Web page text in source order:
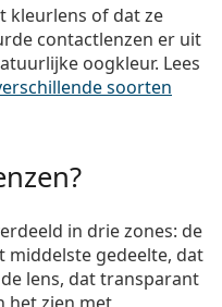
kleurlens of dat ze
contactlenzen er uit
oogkleur. Lees
soorten
in drie zones: de
middelste gedeelte, dat
lens, dat transparant
het zien met